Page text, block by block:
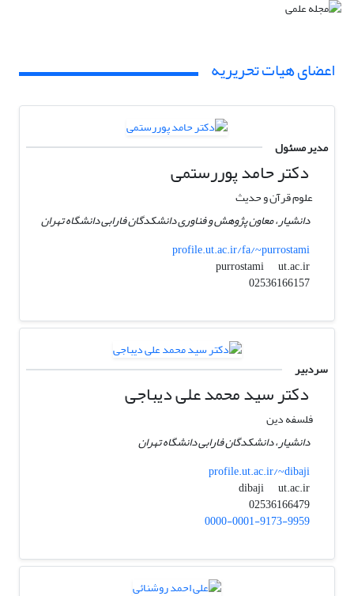
اعضای هیات تحریریه
مدیر مسئول
دکتر حامد پوررستمی
علوم قرآن و حدیث
دانشیار، معاون پژوهش و فناوری دانشکدگان فارابی دانشگاه تهران
profile.ut.ac.ir/fa/~purrostami
purrostami
ut.ac.ir
02536166157
سردبیر
دکتر سید محمد علی دیباجی
فلسفه دین
دانشیار، دانشکدگان فارابی دانشگاه تهران
profile.ut.ac.ir/~dibaji
dibaji
ut.ac.ir
02536166479
0000-0001-9173-9959